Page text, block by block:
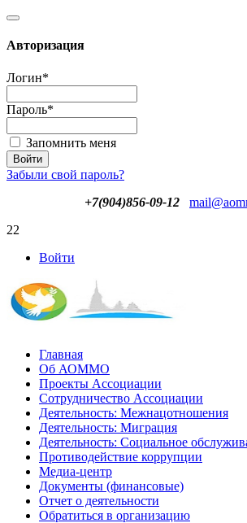
Авторизация
Логин*
Пароль*
Запомнить меня
Забыли свой пароль?
+7(904)856-09-12
22
Войти
Главная
Об АОММО
Проекты Ассоциации
Сотрудничество Ассоциации
Деятельность: Межнацотношения
Деятельность: Миграция
Деятельность: Социальное
Противодействие коррупции
Медиа-центр
Документы (финансовые)
Отчет о деятельности
Обратиться в организацию